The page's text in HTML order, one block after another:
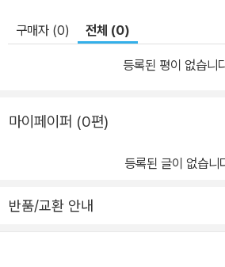
구매자 (0) 전체 (0)
등록된 평이 없습니
마이페이퍼 (0편)
등록된 글이 없습니
반품/교환 안내